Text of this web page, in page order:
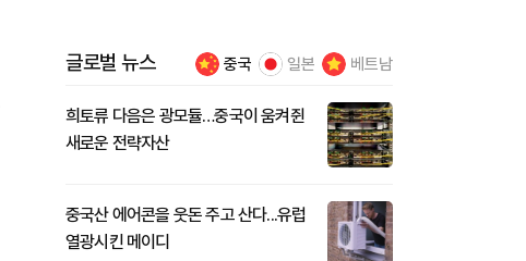
글로벌 뉴스 중국 일본 베트남
희토류 다음은 광모듈…중국이 움켜쥔
새로운 전략자산
중국산 에어콘을 웃돈 주고 산다...유럽
열광시킨 메이디